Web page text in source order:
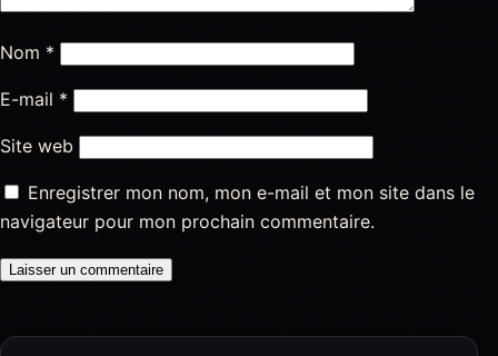
Nom *
E-mail *
Site web
Enregistrer mon nom, mon e-mail et mon site dans le
navigateur pour mon prochain commentaire.